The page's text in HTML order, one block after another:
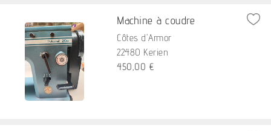
Machine à coudre
Côtes d'Armor
22480 Kerien
450,00 €